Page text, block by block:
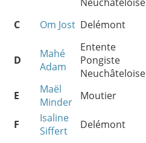
C Om Jost Delémont
D
Mahé
Adam
Entente
Pongiste
Neuchâteloise
E
Maël
Minder
Moutier
F
Isaline
Siffert
Delémont